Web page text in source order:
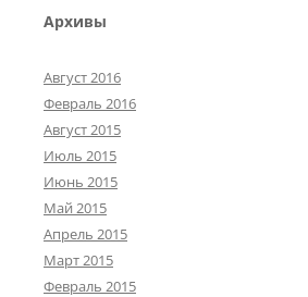
Архивы
Август 2016
Февраль 2016
Август 2015
Июль 2015
Июнь 2015
Май 2015
Апрель 2015
Март 2015
Февраль 2015